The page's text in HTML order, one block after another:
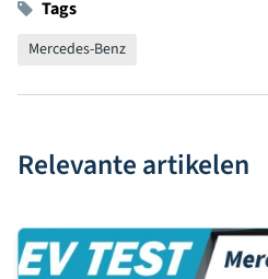
Tags
Mercedes-Benz
Relevante artikelen